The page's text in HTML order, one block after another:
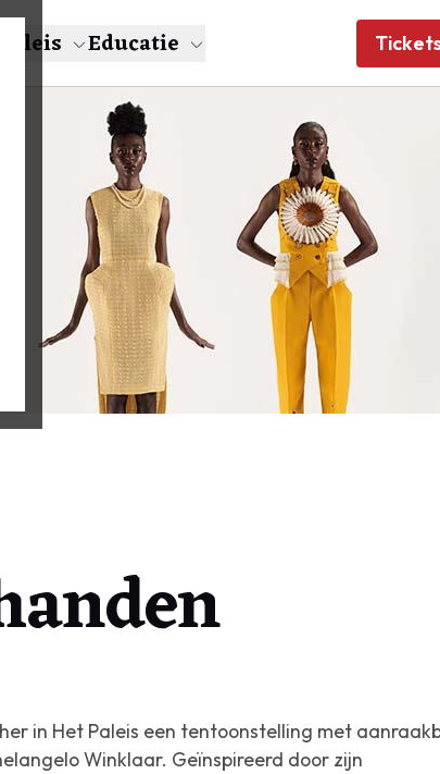
Paleis Educatie
in Het Paleis een tentoonstelling met
Winklaar. Geïnspireerd door zijn